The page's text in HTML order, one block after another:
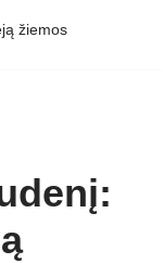
žiemos